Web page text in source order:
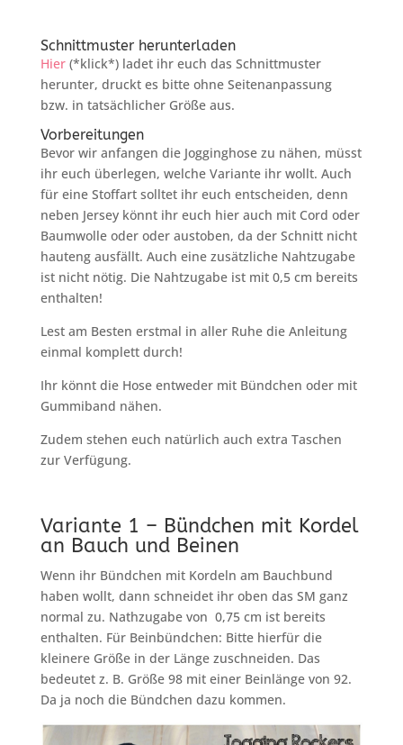
Schnittmuster herunterladen
Hier(*klick*) ladet ihr euch das Schnittmuster
herunter, druckt es bitte ohne Seitenanpassung
bzw. in tatsächlicher Größe aus.
Vorbereitungen
Bevor wir anfangen die Jogginghose zu nähen, müsst
ihr euch überlegen, welche Variante ihr wollt. Auch
für eine Stoffart solltet ihr euch entscheiden, denn
neben Jersey könnt ihr euch hier auch mit Cord oder
Baumwolle oder oder austoben, da der Schnitt nicht
hauteng ausfällt. Auch eine zusätzliche Nahtzugabe
ist nicht nötig. Die Nahtzugabe ist mit 0,5 cm bereits
enthalten!
Lest am Besten erstmal in aller Ruhe die Anleitung
einmal komplett durch!
Ihr könnt die Hose entweder mit Bündchen oder mit
Gummiband nähen.
Zudem stehen euch natürlich auch extra Taschen
zur Verfügung.
Variante 1 – Bündchen mit Kordel
an Bauch und Beinen
Wenn ihr Bündchen mit Kordeln am Bauchbund
haben wollt, dann schneidet ihr oben das SM ganz
normal zu. Nathzugabe von 0,75 cm ist bereits
enthalten. Für Beinbündchen: Bitte hierfür die
kleinere Größe in der Länge zuschneiden. Das
bedeutet z. B. Größe 98 mit einer Beinlänge von 92.
Da ja noch die Bündchen dazu kommen.